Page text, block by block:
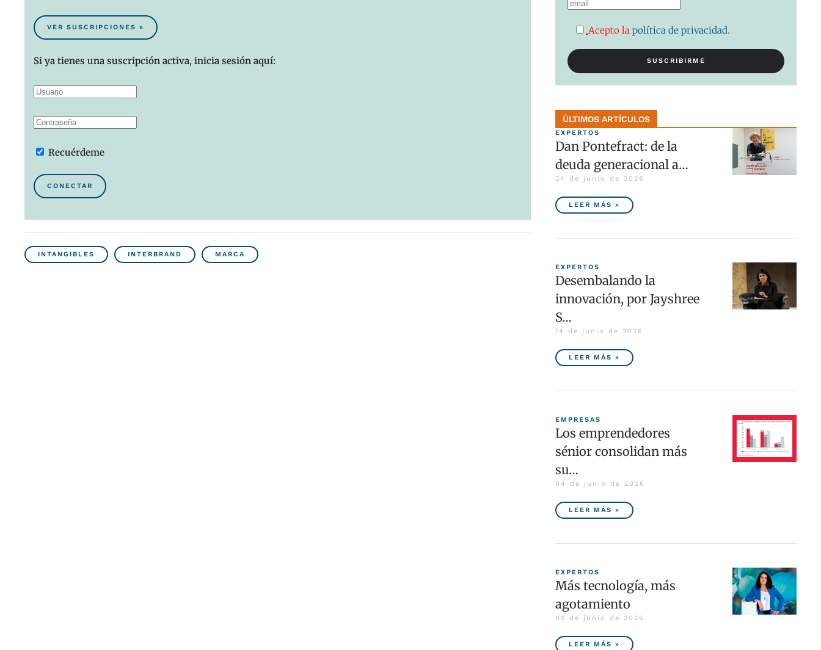
VER SUSCRIPCIONES »
Si ya tienes una suscripción activa, inicia sesión aquí:
Recuérdeme
CONECTAR
INTANGIBLES INTERBRAND MARCA
Acepto lapolítica de privacidad.
ÚLTIMOS ARTÍCULOS
EXPERTOS
Dan Pontefract: de la
deuda generacional a…
24 de junio de 2026
LEER MÁS »
EXPERTOS
Desembalando la
innovación, por Jayshree
S…
14 de junio de 2026
LEER MÁS »
EMPRESAS
Los emprendedores
sénior consolidan más
su…
04 de junio de 2026
LEER MÁS »
EXPERTOS
Más tecnología, más
agotamiento
02 de junio de 2026
LEER MÁS »